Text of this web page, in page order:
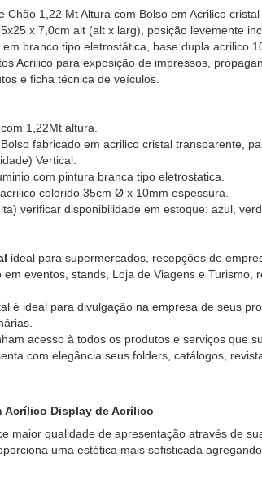
Chão 1,22 Mt Altura com Bolso em Acrilico
x 7,0cm alt (alt x larg), posição levemente
branco tipo eletrostática, base dupla acrilico
Acrilico para exposição de impressos,
e ficha técnica de veículos.
1,22Mt altura.
fabricado em acrilico cristal transparente,
Vertical.
com pintura branca tipo eletrostatica.
colorido 35cm Ø x 10mm espessura.
verificar disponibilidade em estoque: azul,
ideal para supermercados, recepções de
eventos, stands, Loja de Viagens e Turismo,
é ideal para divulgação na empresa de seus
acesso à todos os produtos e serviços que
com elegância seus folders, catálogos,
Acrílico Display de Acrílico
maior qualidade de apresentação através de
uma estética mais sofisticada